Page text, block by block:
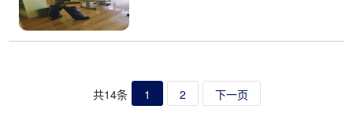
共14条 1 2 下一页